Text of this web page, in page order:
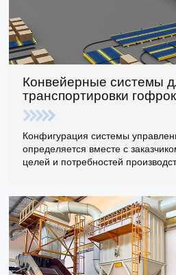
Конвейерные системы
транспортировки
Конфигурация системы
определяется вместе с
целей и потребностей